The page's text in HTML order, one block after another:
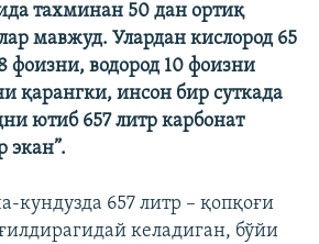
тахминан 50 дан ортиқ
мавжуд. Улардан кислород 65
фоизни, водород 10 фоизни
қарангки, инсон бир суткада
ютиб 657 литр карбонат
экан”.
кундузда 657 литр – қопқоғи
келадиган, бўйи